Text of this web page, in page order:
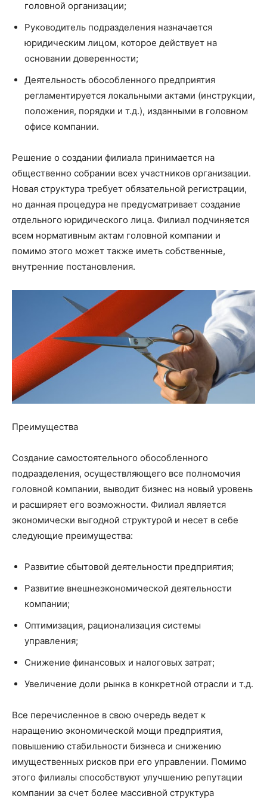
головной организации;
Руководитель подразделения назначается
юридическим лицом, которое действует на
основании доверенности;
Деятельность обособленного предприятия
регламентируется локальными актами (инструкции,
положения, порядки и т.д.), изданными в головном
офисе компании.
Решение о создании филиала принимается на
общественно собрании всех участников организации.
Новая структура требует обязательной регистрации,
но данная процедура не предусматривает создание
отдельного юридического лица. Филиал подчиняется
всем нормативным актам головной компании и
помимо этого может также иметь собственные,
внутренние постановления.
Преимущества
Создание самостоятельного обособленного
подразделения, осуществляющего все полномочия
головной компании, выводит бизнес на новый уровень
и расширяет его возможности. Филиал является
экономически выгодной структурой и несет в себе
следующие преимущества:
Развитие сбытовой деятельности предприятия;
Развитие внешнеэкономической деятельности
компании;
Оптимизация, рационализация системы
управления;
Снижение финансовых и налоговых затрат;
Увеличение доли рынка в конкретной отрасли и т.д.
Все перечисленное в свою очередь ведет к
наращению экономической мощи предприятия,
повышению стабильности бизнеса и снижению
имущественных рисков при его управлении. Помимо
этого филиалы способствуют улучшению репутации
компании за счет более массивной структура